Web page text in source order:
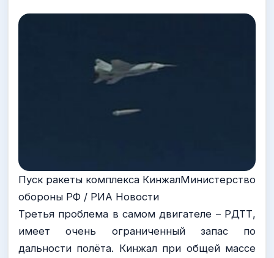
Пуск ракеты комплекса КинжалМинистерство
обороны РФ / РИА Новости
Третья проблема в самом двигателе – РДТТ,
имеет очень ограниченный запас по
дальности полёта. Кинжал при общей массе